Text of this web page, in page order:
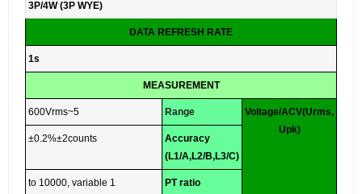
3P/4W (3P WYE)
DATA REFRESH RATE
1s
MEASUREMENT
Voltage/ACV(Urms,
Upk)
Range
5~600Vrms
Accuracy
(L1/A,L2/B,L3/C)
±0.2%±2counts
PT ratio
1 to 10000, variable